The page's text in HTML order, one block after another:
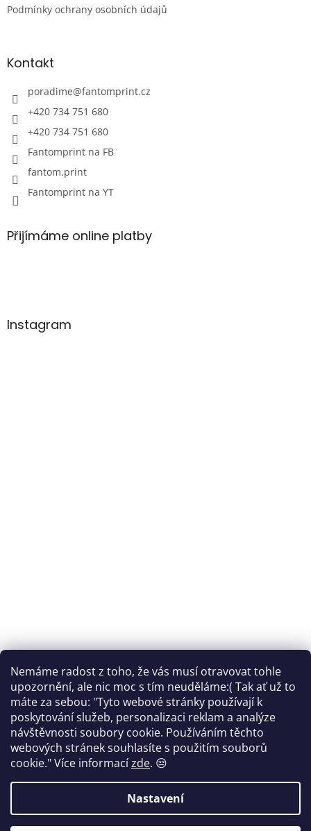
Nemáme radost z toho, že vás musí otravovat tohle
upozornění, ale nic moc s tím neuděláme:( Tak ať už to
máte za sebou: "Tyto webové stránky používají k
poskytování služeb, personalizaci reklam a analýze
návštěvnosti soubory cookie. Používáním těchto
webových stránek souhlasíte s použitím souborů
cookie."Více informacízde. 😒
Nastavení
Podmínky ochrany osobních údajů
Kontakt
poradime@fantomprint.cz
+420 734 751 680
+420 734 751 680
Fantomprint na FB
fantom.print
Fantomprint na YT
Přijímáme online platby
Instagram
Sledovat na Instagramu
Facebook